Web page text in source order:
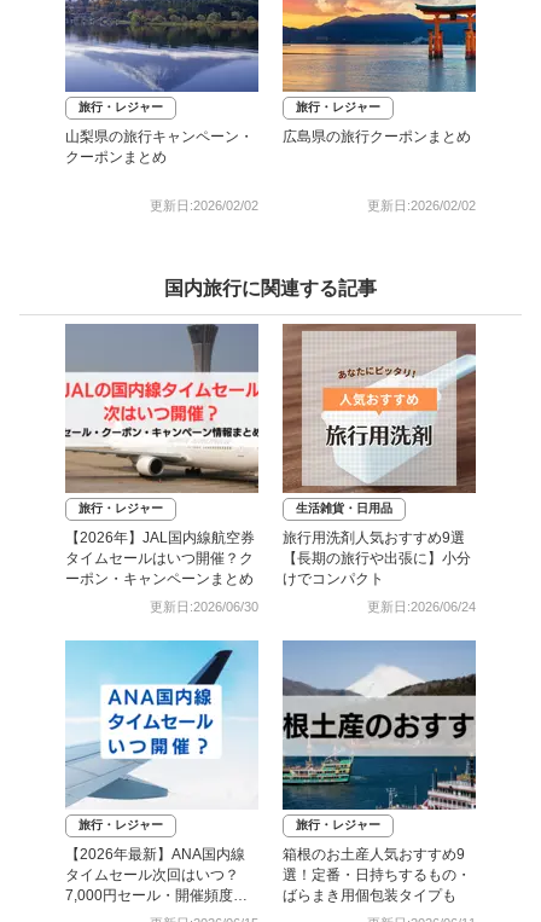
旅行・レジャー
山梨県の旅行キャンペーン・
クーポンまとめ
更新日:2026/02/02
旅行・レジャー
広島県の旅行クーポンまとめ
更新日:2026/02/02
国内旅行に関連する記事
旅行・レジャー
【2026年】JAL国内線航空券
タイムセールはいつ開催？ク
ーポン・キャンペーンまとめ
更新日:2026/06/30
生活雑貨・日用品
旅行用洗剤人気おすすめ9選
【長期の旅行や出張に】小分
けでコンパクト
更新日:2026/06/24
旅行・レジャー
【2026年最新】ANA国内線
タイムセール次回はいつ？
7,000円セール・開催頻度・
予約攻略まとめ
旅行・レジャー
箱根のお土産人気おすすめ9
選！定番・日持ちするもの・
ばらまき用個包装タイプも